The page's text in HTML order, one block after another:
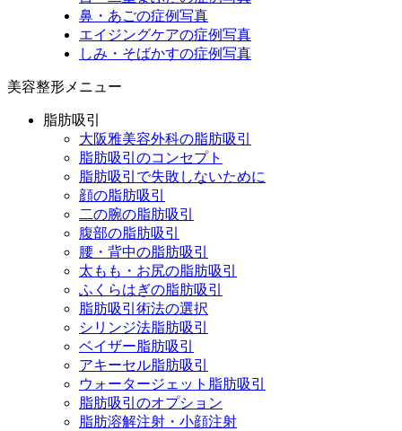
鼻・あごの症例写真
エイジングケアの症例写真
しみ・そばかすの症例写真
美容整形メニュー
脂肪吸引
大阪雅美容外科の脂肪吸引
脂肪吸引のコンセプト
脂肪吸引で失敗しないために
顔の脂肪吸引
二の腕の脂肪吸引
腹部の脂肪吸引
腰・背中の脂肪吸引
太もも・お尻の脂肪吸引
ふくらはぎの脂肪吸引
脂肪吸引術法の選択
シリンジ法脂肪吸引
ベイザー脂肪吸引
アキーセル脂肪吸引
ウォータージェット脂肪吸引
脂肪吸引のオプション
脂肪溶解注射・小顔注射